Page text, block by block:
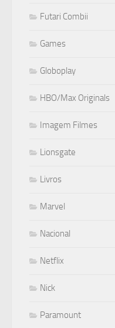
Futari Combii
Games
Globoplay
HBO/Max Originals
Imagem Filmes
Lionsgate
Livros
Marvel
Nacional
Netflix
Nick
Paramount